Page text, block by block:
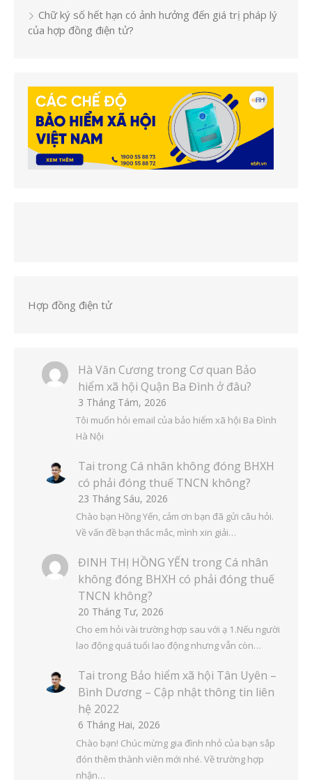
Chữ ký số hết hạn có ảnh hưởng đến giá trị pháp lý
của hợp đồng điện tử?
Hợp đồng điện tử
Hà Văn Cương trong Cơ quan Bảo
hiểm xã hội Quận Ba Đình ở đâu?
3 Tháng Tám, 2026
Tôi muốn hỏi email của bảo hiểm xã hội Ba Đình
Hà Nội
Tai trong Cá nhân không đóng BHXH
có phải đóng thuế TNCN không?
23 Tháng Sáu, 2026
Chào bạn Hồng Yến, cảm ơn bạn đã gửi câu hỏi.
Về vấn đề bạn thắc mắc, mình xin giải…
ĐINH THỊ HỒNG YẾN trong Cá nhân
không đóng BHXH có phải đóng thuế
TNCN không?
20 Tháng Tư, 2026
Cho em hỏi vài trường hợp sau với ạ 1.Nếu người
lao động quá tuổi lao động nhưng vẫn còn…
Tai trong Bảo hiểm xã hội Tân Uyên –
Bình Dương – Cập nhật thông tin liên
hệ 2022
6 Tháng Hai, 2026
Chào bạn! Chúc mừng gia đình nhỏ của bạn sắp
đón thêm thành viên mới nhé. Về trường hợp
nhận…